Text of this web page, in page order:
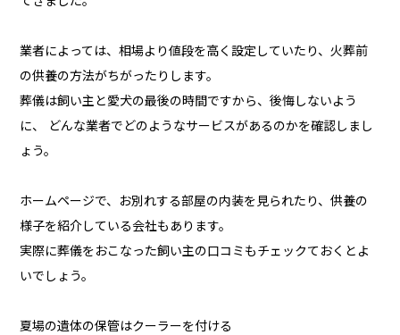
業者によっては、相場より値段を高く設定していたり、火葬前
の供養の方法がちがったりします。
葬儀は飼い主と愛犬の最後の時間ですから、後悔しないよう
に、 どんな業者でどのようなサービスがあるのかを確認しまし
ょう。
ホームページで、お別れする部屋の内装を見られたり、供養の
様子を紹介している会社もあります。
実際に葬儀をおこなった飼い主の口コミもチェックておくとよ
いでしょう。
夏場の遺体の保管はクーラーを付ける